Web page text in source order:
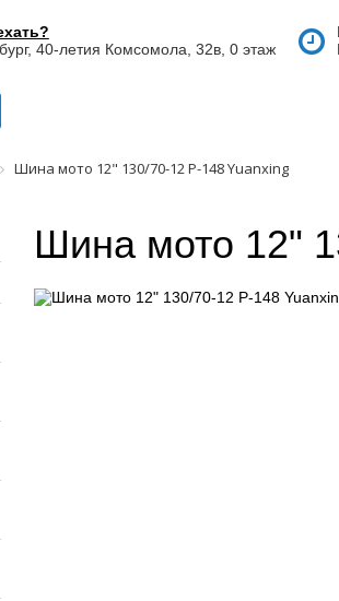
40-летия Комсомола, 32в, 0 этаж
Шина мото 12" 130/70-12 P-148 Yuanxing
Шина мото 12"